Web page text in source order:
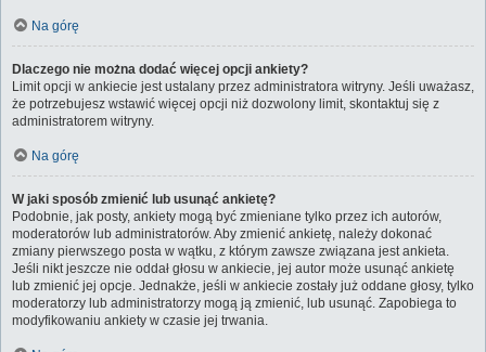
Na górę
Dlaczego nie można dodać więcej opcji ankiety?
Limit opcji w ankiecie jest ustalany przez administratora witryny. Jeśli uważasz,
że potrzebujesz wstawić więcej opcji niż dozwolony limit, skontaktuj się z
administratorem witryny.
Na górę
W jaki sposób zmienić lub usunąć ankietę?
Podobnie, jak posty, ankiety mogą być zmieniane tylko przez ich autorów,
moderatorów lub administratorów. Aby zmienić ankietę, należy dokonać
zmiany pierwszego posta w wątku, z którym zawsze związana jest ankieta.
Jeśli nikt jeszcze nie oddał głosu w ankiecie, jej autor może usunąć ankietę
lub zmienić jej opcje. Jednakże, jeśli w ankiecie zostały już oddane głosy, tylko
moderatorzy lub administratorzy mogą ją zmienić, lub usunąć. Zapobiega to
modyfikowaniu ankiety w czasie jej trwania.